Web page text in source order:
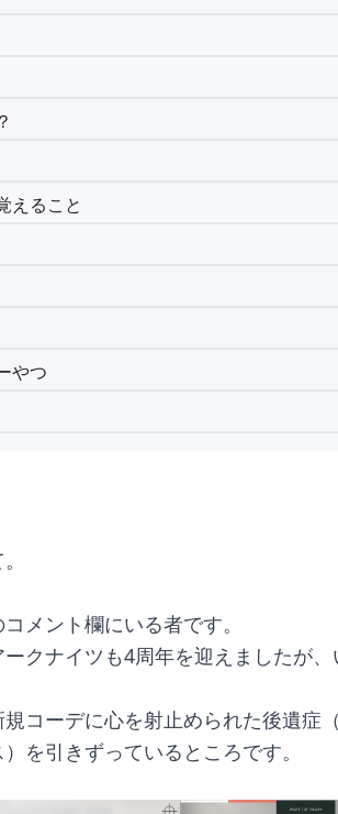
えること
やつ
メント欄にいる者です。
クナイツも4周年を迎えましたが、
コーデに心を射止められた後遺症
を引きずっているところです。